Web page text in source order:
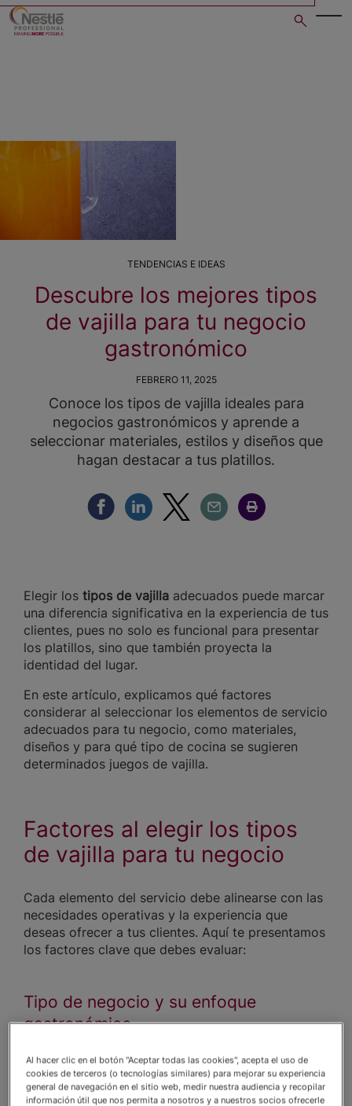
Skip
TENDENCIAS E IDEAS
Descubre los mejores tipos
de vajilla para tu negocio
gastronómico
FEBRERO 11, 2025
Conoce los tipos de vajilla ideales para
negocios gastronómicos y aprende a
seleccionar materiales, estilos y diseños que
hagan destacar a tus platillos.
Compartir Facebook
Compartir Linkedin
Compartir Twitter
Compartir Email
Compartir Imprimir
Elegir los tipos de vajilla adecuados puede marcar
una diferencia significativa en la experiencia de tus
clientes, pues no solo es funcional para presentar
los platillos, sino que también proyecta la
identidad del lugar.
En este artículo, explicamos qué factores
considerar al seleccionar los elementos de servicio
adecuados para tu negocio, como materiales,
diseños y para qué tipo de cocina se sugieren
determinados juegos de vajilla.
Factores al elegir los tipos
de vajilla para tu negocio
Cada elemento del servicio debe alinearse con las
necesidades operativas y la experiencia que
deseas ofrecer a tus clientes. Aquí te presentamos
los factores clave que debes evaluar:
Tipo de negocio y su enfoque
gastronómico
La elección depende del concepto del negocio. Un
restaurante formal puede requerirpiezas de
porcelana elegante, mientras que un café casual
Al hacer clic en el botón "Aceptar todas las cookies", acepta el uso de
cookies de terceros (o tecnologías similares) para mejorar su experiencia
general de navegación en el sitio web, medir nuestra audiencia y recopilar
información útil que nos permita a nosotros y a nuestros socios ofrecerle